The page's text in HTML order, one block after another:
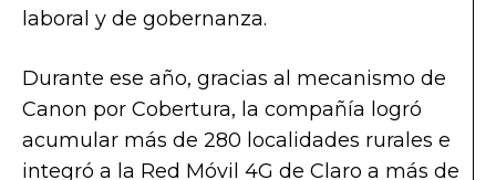
laboral y de gobernanza.
Durante ese año, gracias al mecanismo de
Canon por Cobertura, la compañía logró
acumular más de 280 localidades rurales e
integró a la Red Móvil 4G de Claro a más de